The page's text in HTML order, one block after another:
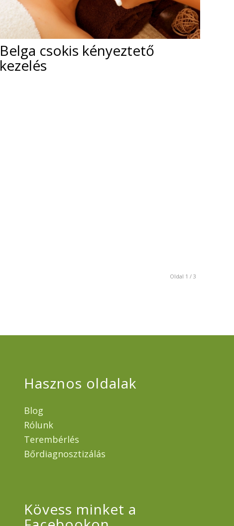
Belga csokis kényeztető
kezelés
Oldal 1 / 3
Hasznos oldalak
Blog
Rólunk
Terembérlés
Bőrdiagnosztizálás
Kövess minket a